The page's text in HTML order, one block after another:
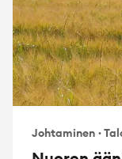
Johtaminen ·